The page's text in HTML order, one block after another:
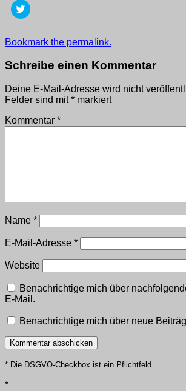
Klick,
um
zu
teilen
in
neuem
geöffnet)
Getaggt
2020,
Bookmark the permalink.
Schreibe einen Kommentar
Deine E-Mail-Adresse wird nicht
Felder sind mit* markiert
Kommentar *
Name *
E-Mail-Adresse *
Website
Benachrichtige mich über
E-Mail.
Benachrichtige mich über neue
* Die DSGVO-Checkbox ist ein Pflichtfeld.
*